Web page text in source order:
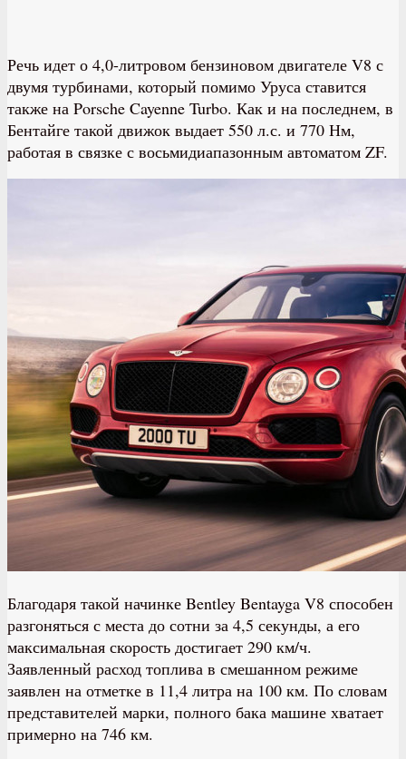
Речь идет о 4,0-литровом бензиновом двигателе V8 с
двумя турбинами, который помимо Уруса ставится
также на Porsche Cayenne Turbo. Как и на последнем, в
Бентайге такой движок выдает 550 л.с. и 770 Нм,
работая в связке с восьмидиапазонным автоматом ZF.
Благодаря такой начинке Bentley Bentayga V8 способен
разгоняться с места до сотни за 4,5 секунды, а его
максимальная скорость достигает 290 км/ч.
Заявленный расход топлива в смешанном режиме
заявлен на отметке в 11,4 литра на 100 км. По словам
представителей марки, полного бака машине хватает
примерно на 746 км.